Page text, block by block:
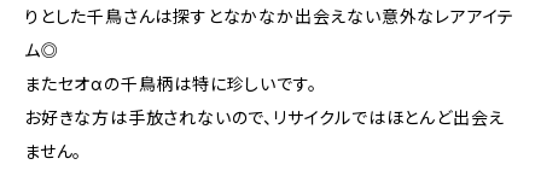
りとした千鳥さんは探すとなかなか出会えない意外なレアアイテ
ム◎
またセオαの千鳥柄は特に珍しいです。
お好きな方は手放されないので、リサイクルではほとんど出会え
ません。